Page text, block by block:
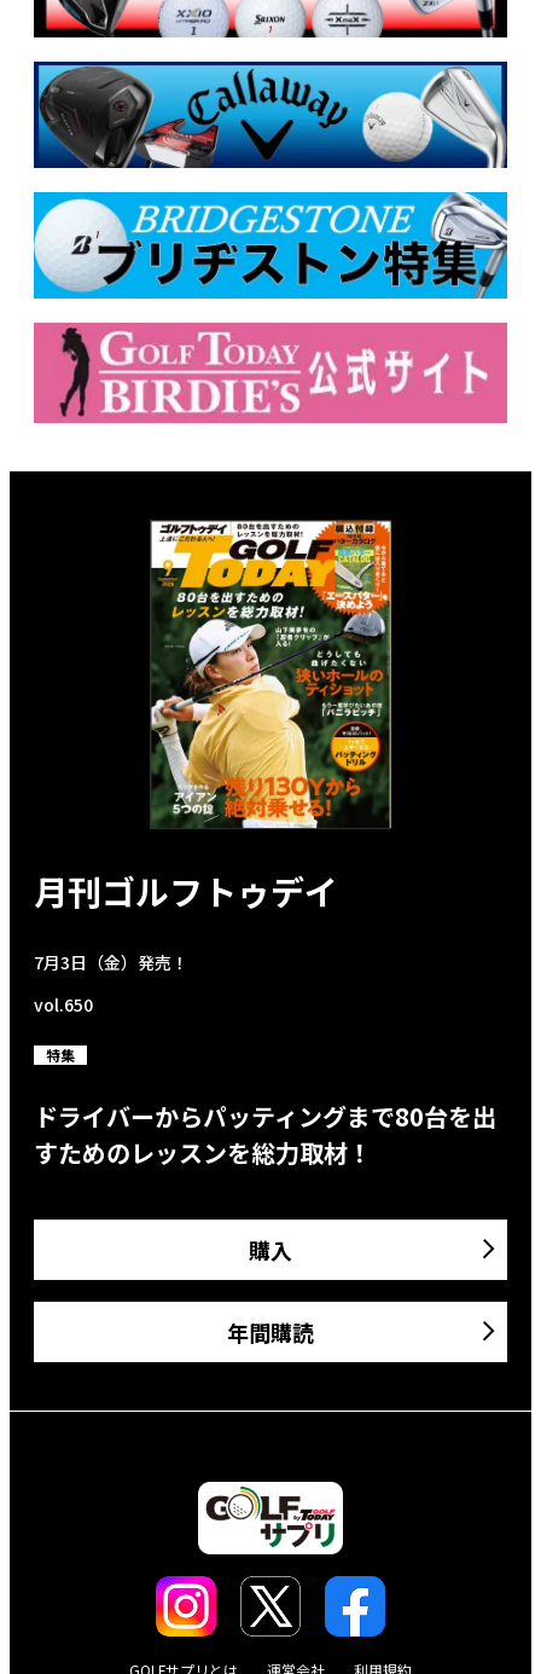
月刊ゴルフトゥデイ
7月3日（金）発売！
vol.650
特集
ドライバーからパッティングまで80台を出
すためのレッスンを総力取材！
購入
年間購読
GOLFサプリとは 運営会社 利用規約